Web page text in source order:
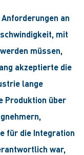
an
mit
müssen,
akzeptierte die
lange
Produktion über
für die Integration
war,